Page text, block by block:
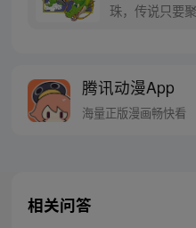
珠，传说只要
腾讯动漫App
海量正版漫画畅快看
相关问答